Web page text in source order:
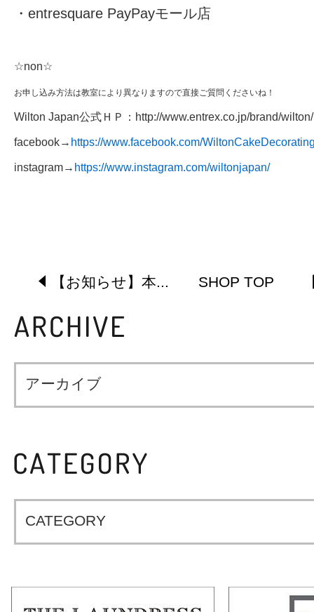
・ entresquare PayPayモール店
☆non☆
お申し込み方法は教室により異なりますので直接ご質問くださいね！
Wilton Japan公式ＨＰ： http://www.entrex.co.jp/brand/wilton/​
facebook→ https://www.facebook.com/
instagram→ https://www.instagram.com/wiltonjapan/
【お知らせ】本... SHOP TOP
アーカイブ
CATEGORY